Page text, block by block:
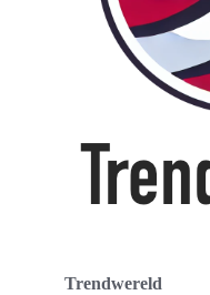
Trendwereld